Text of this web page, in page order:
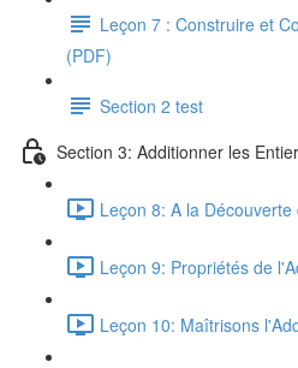
Leçon 7 : Construire et
(PDF)
Section 2 test
Section 3: Additionner les
Leçon 8: A la
Leçon 9: Propriétés de
Leçon 10: Maîtrisons